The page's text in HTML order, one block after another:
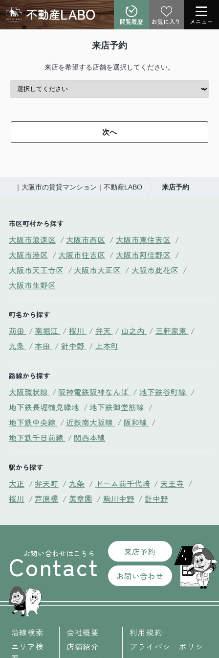
閲覧履歴 お気に入り メニュー
来店予約
来店を希望する店舗を選択してください。
次へ
｜大阪市の賃貸マンション｜不動産LABO 来店予約
市区町村から探す
大阪市浪速区 / 大阪市西区 / 大阪市東住吉区 /
大阪市港区 / 大阪市住吉区 / 大阪市阿倍野区 /
大阪市天王寺区 / 大阪市大正区 / 大阪市此花区 /
大阪市生野区
町名から探す
苅田 / 南堀江 / 桜川 / 弁天 / 山之内 / 三軒家東 /
九条 / 本田 / 針中野 / 上本町
路線から探す
大阪環状線 / 阪神電鉄阪神なんば / 地下鉄谷町線 /
地下鉄長堀鶴見緑地 / 地下鉄御堂筋線 /
地下鉄中央線 / 近鉄南大阪線 / 阪和線 /
地下鉄千日前線 / 関西本線
駅から探す
大正 / 弁天町 / 九条 / ドーム前千代崎 / 天王寺 /
桜川 / 芦原橋 / 美章園 / 駒川中野 / 針中野
お問い合わせはこちら
Contact 来店予約
お問い合わせ
沿線検索
エリア検
会社概要
店舗紹介
利用規約
プライバシーポリシ